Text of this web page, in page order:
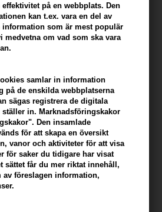
på en webbplats. Den
kan t.ex. vara en del av
information som är mest populär
medvetna om vad som ska vara
samlar in information
på de enskilda webbplatserna
sägas registrera de digitala
in. Marknadsföringskakor
Den insamlade
för att skapa en översikt
vanor och aktiviteter för att visa
för saker du tidigare har visat
sättet får du mer riktat innehåll,
föreslagen information,
är det gröna
Aphro Celina . Detta serum är extra
är också lämpligt för dig som lider av
är den också lämplig för gravida och
mellan detta serum och det
med serumet, eftersom det
finns tydliga resultat. Detta beror på
i detta serum är baserat på
ingredienser.
håravfall med hår- och
Aphro Celina
också ett hår- och skäggserum
letar efter längre och
serum stimulerar tillväxtfasen och
sugrör i varje hårsäck. Bland
flera aktiva substanser som